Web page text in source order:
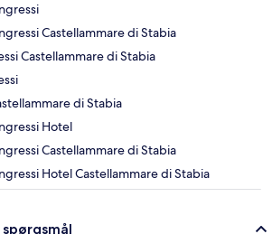
Castellammare di Stabia
Castellammare di Stabia
di Stabia
Hotel
Castellammare di Stabia
Hotel Castellammare di Stabia